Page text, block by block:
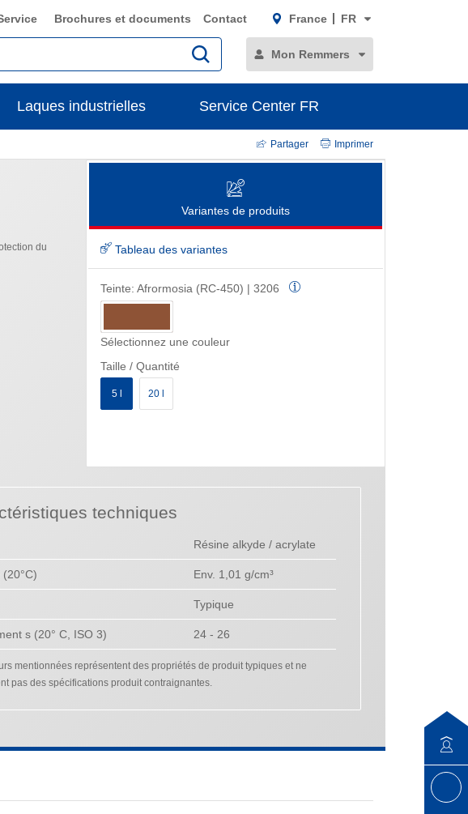
Brochures et documents Contact France FR
Mon Remmers
Laques industrielles Service Center FR
Partager Imprimer
du
Variantes de produits
Tableau des variantes
Teinte: Afrormosia (RC-450) | 3206
Sélectionnez une couleur
Taille / Quantité
5 l 20 l
techniques
Résine alkyde / acrylate
Env. 1,01 g/cm³
Typique
s (20° C, ISO 3) 24 - 26
mentionnées représentent des propriétés de produit typiques et ne
pas des spécifications produit contraignantes.